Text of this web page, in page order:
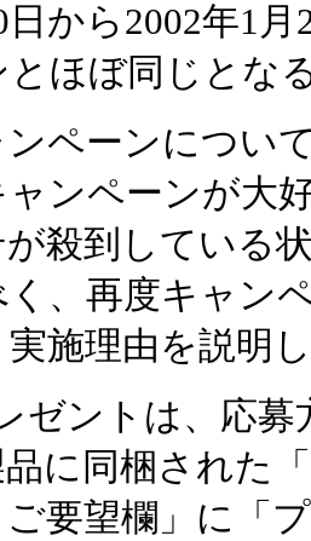
日から2002年1
とほぼ同じとな
ペーンについ
ンペーンが大
殺到している
、再度キャン
施理由を説明
ゼントは、応募
品に同梱された
要望欄」に「